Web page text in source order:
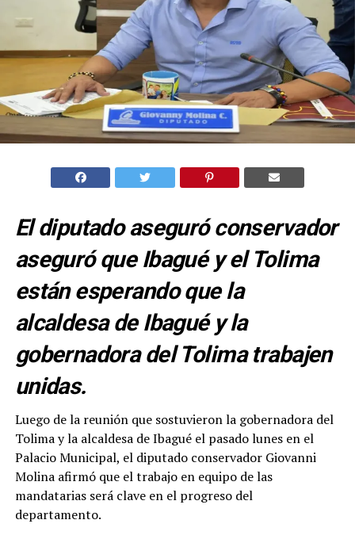
El diputado aseguró conservador
aseguró que Ibagué y el Tolima
están esperando que la
alcaldesa de Ibagué y la
gobernadora del Tolima trabajen
unidas.
Luego de la reunión que sostuvieron la gobernadora del
Tolima y la alcaldesa de Ibagué el pasado lunes en el
Palacio Municipal, el diputado conservador Giovanni
Molina afirmó que el trabajo en equipo de las
mandatarias será clave en el progreso del
departamento.